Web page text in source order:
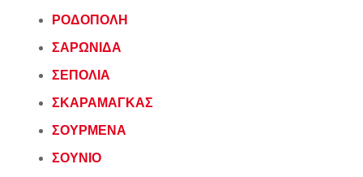
ΡΟΔΟΠΟΛΗ
ΣΑΡΩΝΙΔΑ
ΣΕΠΟΛΙΑ
ΣΚΑΡΑΜΑΓΚΑΣ
ΣΟΥΡΜΕΝΑ
ΣΟΥΝΙΟ